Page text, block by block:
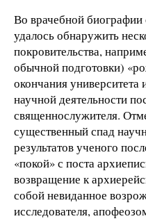
Во врачебной биографии
удалось обнаружить
покровительства,
обычной подготовки)
окончания университета
научной деятельности
священнослужителя.
существенный спад
результатов ученого
«покой» с поста
возвращение к
собой невиданное
исследователя,